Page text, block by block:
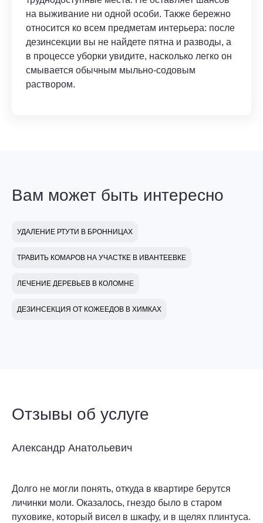
на выживание ни одной особи. Также бережно
относится ко всем предметам интерьера: после
дезинсекции вы не найдете пятна и разводы, а
в процессе уборки увидите, насколько легко он
смывается обычным мыльно-содовым
раствором.
Вам может быть интересно
УДАЛЕНИЕ РТУТИ В БРОННИЦАХ
ТРАВИТЬ КОМАРОВ НА УЧАСТКЕ В ИВАНТЕЕВКЕ
ЛЕЧЕНИЕ ДЕРЕВЬЕВ В КОЛОМНЕ
ДЕЗИНСЕКЦИЯ ОТ КОЖЕЕДОВ В ХИМКАХ
Отзывы об услуге
Александр Анатольевич
Долго не могли понять, откуда в квартире берутся
личинки моли. Оказалось, гнездо было в старом
пуховике, который висел в шкафу, и в щелях плинтуса.